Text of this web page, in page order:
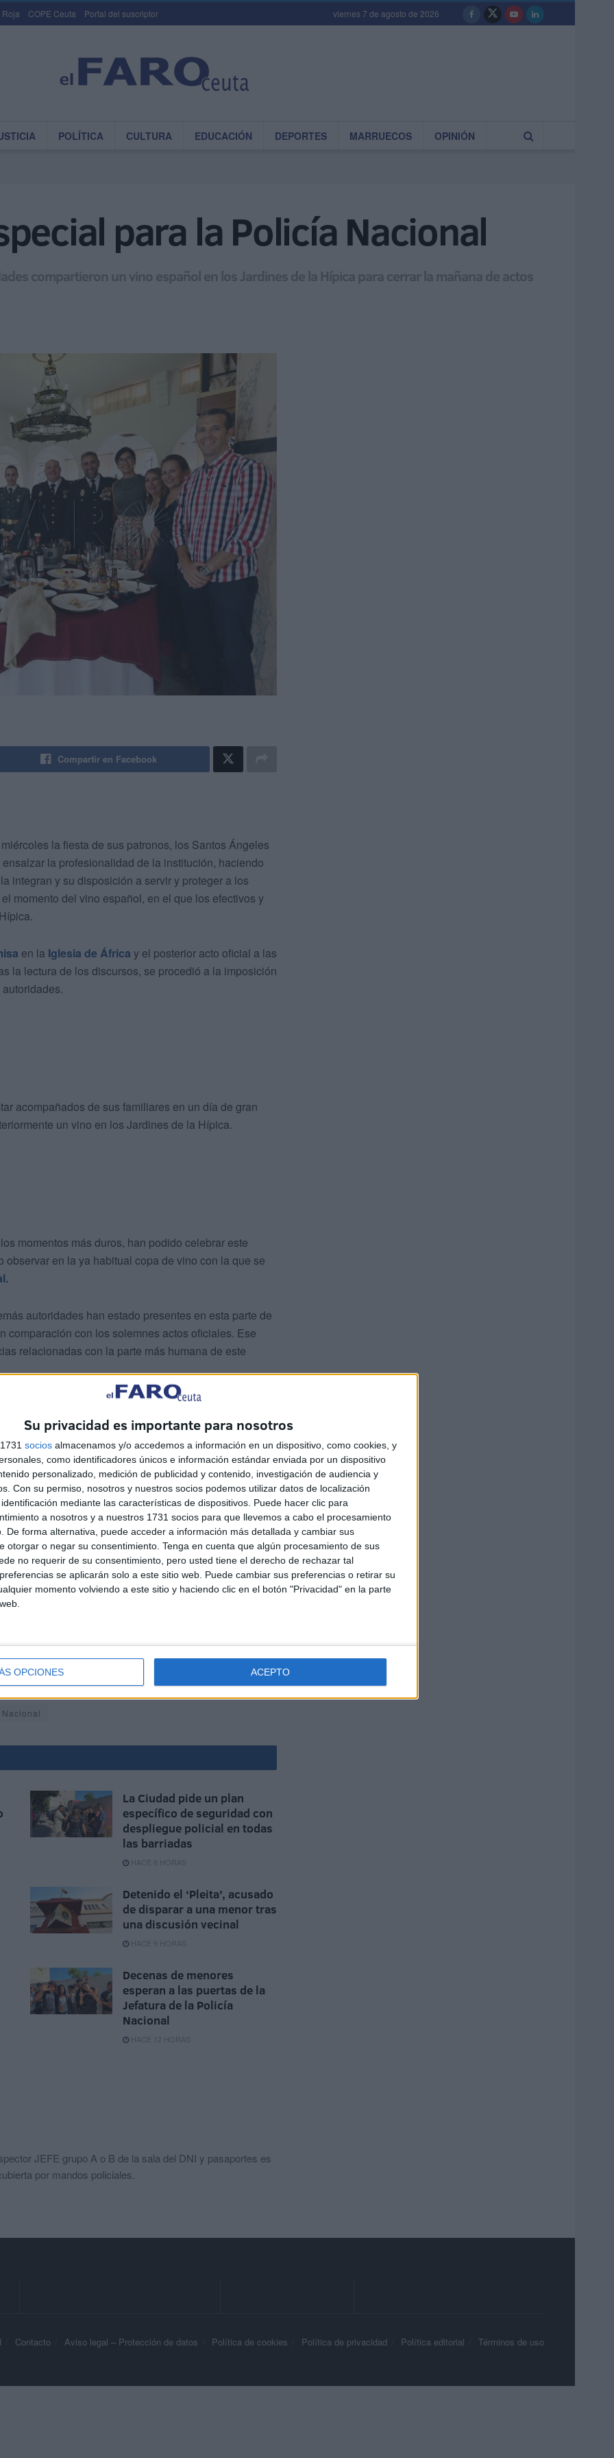
Su privacidad es importante para nosotros
socios almacenamos y/o accedemos a información en un dispositivo, como cookies, y
como identificadores únicos e información estándar enviada por un dispositivo
personalizado, medición de publicidad y contenido, investigación de audiencia y
Con su permiso, nosotros y nuestros socios podemos utilizar datos de localización
mediante las características de dispositivos. Puede hacer clic para
a nosotros y a nuestros 1731 socios para que llevemos a cabo el procesamiento
De forma alternativa, puede acceder a información más detallada y cambiar sus
otorgar o negar su consentimiento. Tenga en cuenta que algún procesamiento de sus
no requerir de su consentimiento, pero usted tiene el derecho de rechazar tal
se aplicarán solo a este sitio web. Puede cambiar sus preferencias o retirar su
momento volviendo a este sitio y haciendo clic en el botón "Privacidad" en la parte
OPCIONES ACEPTO
Roja COPE Ceuta Portal del suscriptor viernes 7 de agosto de 2026
POLÍTICA CULTURA EDUCACIÓN DEPORTES MARRUECOS OPINIÓN
para la Policía Nacional
compartieron un vino español en los Jardines de la Hípica para cerrar la mañana de actos
Compartir en Facebook
la fiesta de sus patronos, los Santos Ángeles
la profesionalidad de la institución, haciendo
integran y su disposición a servir y proteger a los
momento del vino español, en el que los efectivos y
en la Iglesia de África y el posterior acto oficial a las
la lectura de los discursos, se procedió a la imposición
acompañados de sus familiares en un día de gran
un vino en los Jardines de la Hípica.
momentos más duros, han podido celebrar este
en la ya habitual copa de vino con la que se
autoridades han estado presentes en esta parte de
comparación con los solemnes actos oficiales. Ese
relacionadas con la parte más humana de este
también destacar la labor de la gran familia que
en el país, como se encargó también de
incluso catalogó a la Nacional como "una de las
que sus integrantes se han visto arropados por todos,
próximos.
La Ciudad pide un plan
específico de seguridad con
despliegue policial en todas
las barriadas
HACE 8 HORAS
Detenido el ‘Pleita’, acusado
de disparar a una menor tras
una discusión vecinal
HACE 9 HORAS
Decenas de menores
esperan a las puertas de la
Jefatura de la Policía
Nacional
HACE 12 HORAS
JEFE grupo A o B de la sala del DNI y pasaportes es
por mandos policiales.
Contacto Aviso legal – Protección de datos Política de cookies Política de privacidad Política editorial Términos de uso